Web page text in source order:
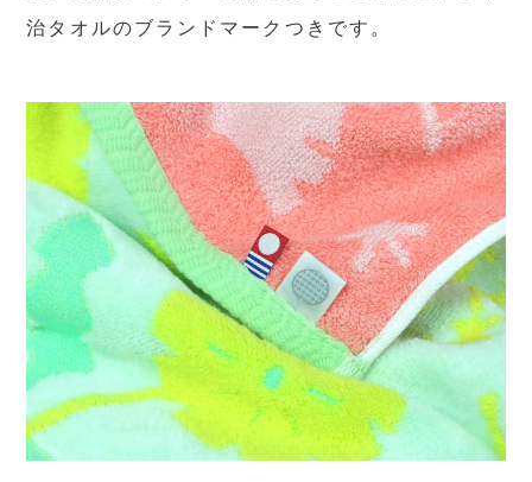
治タオルのブランドマークつきです。